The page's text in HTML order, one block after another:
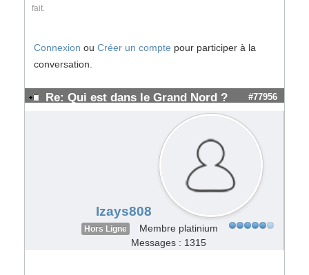
fait.
Connexion ou Créer un compte pour participer à la
conversation.
Re: Qui est dans le Grand Nord ? #77956
Izays808
Hors Ligne
Membre platinium
Messages : 1315